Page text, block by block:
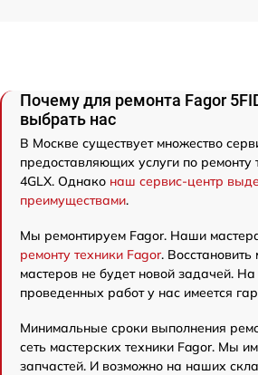
Почему для ремонта Fagor
выбрать нас
В Москве существует множество
предоставляющих услуги по ремонту
4GLX. Однако наш сервис-центр
преимуществами.
Мы ремонтируем Fagor. Наши
ремонту техники Fagor.
мастеров не будет новой задачей.
проведенных работ у нас имеется
Минимальные сроки выполнения
сеть мастерских техники Fagor. Мы
запчастей. И возможно на наших